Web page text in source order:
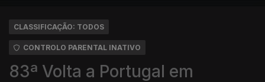
CLASSIFICAÇÃO: TODOS
CONTROLO PARENTAL INATIVO
83ª Volta a Portugal em